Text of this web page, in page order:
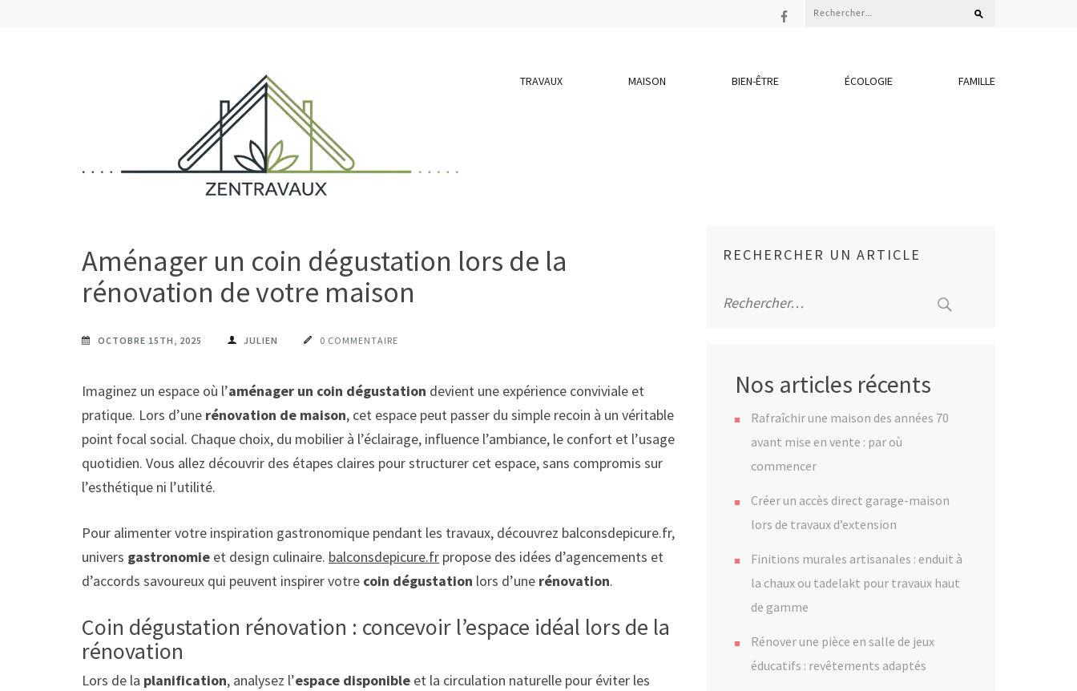
Rechercher :
TRAVAUX MAISON BIEN-ÊTRE ÉCOLOGIE FAMILLE
Aménager un coin dégustation lors de la
rénovation de votre maison
OCTOBRE 15TH, 2025 JULIEN 0 COMMENTAIRE
Imaginez un espace où l’aménager un coin dégustation devient une expérience conviviale et
pratique. Lors d’une rénovation de maison, cet espace peut passer du simple recoin à un véritable
point focal social. Chaque choix, du mobilier à l’éclairage, influence l’ambiance, le confort et l’usage
quotidien. Vous allez découvrir des étapes claires pour structurer cet espace, sans compromis sur
l’esthétique ni l’utilité.
Pour alimenter votre inspiration gastronomique pendant les travaux, découvrez balconsdepicure.fr,
univers gastronomie et design culinaire. balconsdepicure.fr propose des idées d’agencements et
d’accords savoureux qui peuvent inspirer votre coin dégustation lors d’une rénovation.
Coin dégustation rénovation : concevoir l’espace idéal lors de la
rénovation
Lors de la planification, analysez l’espace disponible et la circulation naturelle pour éviter les
RECHERCHER UN ARTICLE
Nos articles récents
Rafraîchir une maison des années 70
avant mise en vente : par où
commencer
Créer un accès direct garage-maison
lors de travaux d’extension
Finitions murales artisanales : enduit à
la chaux ou tadelakt pour travaux haut
de gamme
Rénover une pièce en salle de jeux
éducatifs : revêtements adaptés